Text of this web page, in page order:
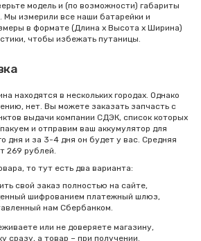
модель и (по возможности) габариты
Мы измерили все наши батарейки и
в формате (Длина x Высота x Ширина)
чтобы избежать путаницы.
находятся в нескольких городах. Однако
нет. Вы можете заказать запчасть с
выдачи компании СДЭК, список которых
и отправим ваш аккумулятор для
дня и за 3-4 дня он будет у вас. Средняя
269 рублей.
то тут есть два варианта:
свой заказ полностью на сайте,
шифрованием платежный шлюз,
нам Сбербанком.
или не доверяете магазину,
сразу, а товар – при получении.